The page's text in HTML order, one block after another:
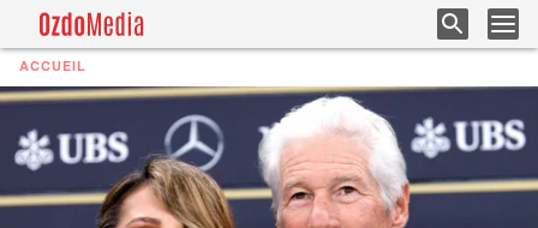
ACCUEIL